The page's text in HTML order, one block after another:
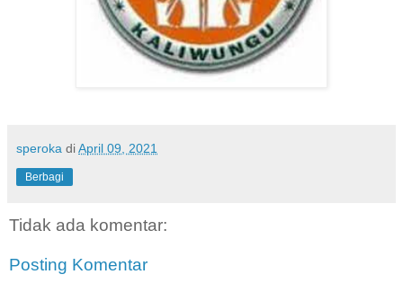
speroka diApril 09, 2021
Berbagi
Tidak ada komentar:
Posting Komentar